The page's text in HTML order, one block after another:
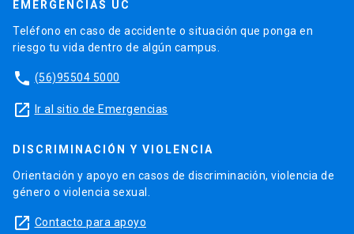
EMERGENCIAS UC
Teléfono en caso de accidente o situación que ponga en
riesgo tu vida dentro de algún campus.
phone (56)95504 5000
launch Ir al sitio de Emergencias
DISCRIMINACIÓN Y VIOLENCIA
Orientación y apoyo en casos de discriminación, violencia de
género o violencia sexual.
launch Contacto para apoyo